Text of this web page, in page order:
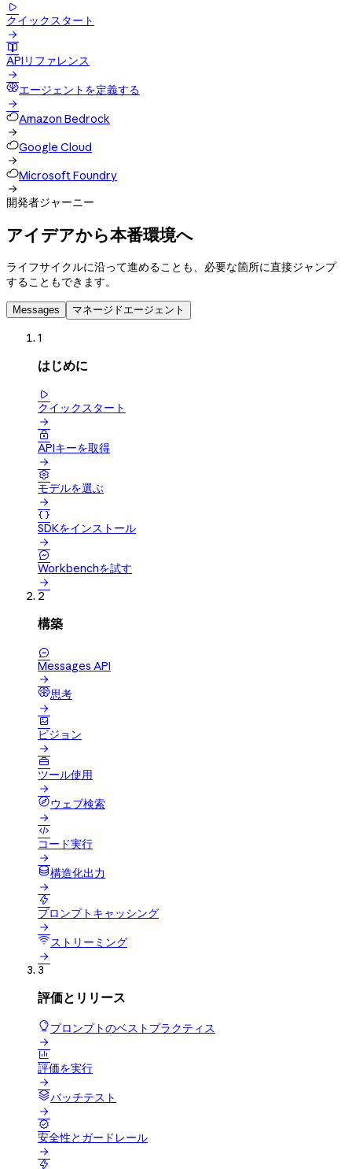

クイックスタート


APIリファレンス

エージェントを定義する

Amazon Bedrock

Google Cloud

Microsoft Foundry

開発者ジャーニー
アイデアから本番環境へ
ライフサイクルに沿って進めることも、必要な箇所に直接ジャンプ
することもできます。
Messages マネージドエージェント
1
はじめに

クイックスタート


APIキーを取得


モデルを選ぶ


SDKをインストール


Workbenchを試す

2
構築

Messages API

思考


ビジョン


ツール使用

ウェブ検索


コード実行

構造化出力


プロンプトキャッシング

ストリーミング

3
評価とリリース
プロンプトのベストプラクティス


評価を実行

バッチテスト


安全性とガードレール

